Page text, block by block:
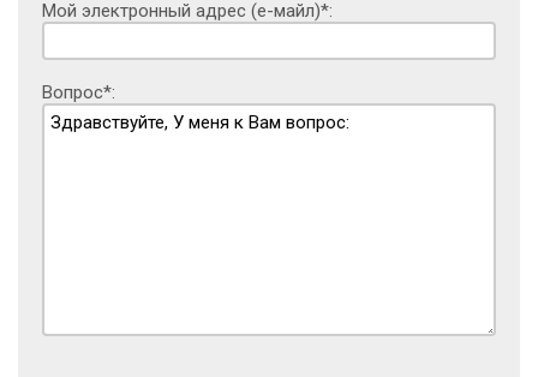
Мой электронный адрес (е-майл)*:
Вопрос*: